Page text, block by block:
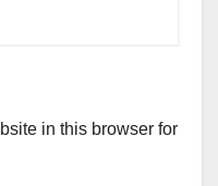
in this browser for